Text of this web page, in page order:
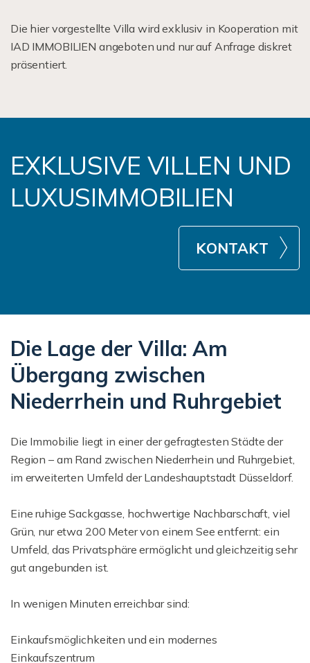
Die hier vorgestellte Villa wird exklusiv in Kooperation mit
IAD IMMOBILIEN angeboten und nur auf Anfrage diskret
präsentiert.
EXKLUSIVE VILLEN UND
LUXUSIMMOBILIEN
KONTAKT
Die Lage der Villa: Am
Übergang zwischen
Niederrhein und Ruhrgebiet
Die Immobilie liegt in einer der gefragtesten Städte der
Region – am Rand zwischen Niederrhein und Ruhrgebiet,
im erweiterten Umfeld der Landeshauptstadt Düsseldorf.
Eine ruhige Sackgasse, hochwertige Nachbarschaft, viel
Grün, nur etwa 200 Meter von einem See entfernt: ein
Umfeld, das Privatsphäre ermöglicht und gleichzeitig sehr
gut angebunden ist.
In wenigen Minuten erreichbar sind:
Einkaufsmöglichkeiten und ein modernes
Einkaufszentrum